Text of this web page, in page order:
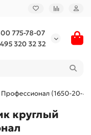
775-78-07
320 32 32
(1650-20-
круглый